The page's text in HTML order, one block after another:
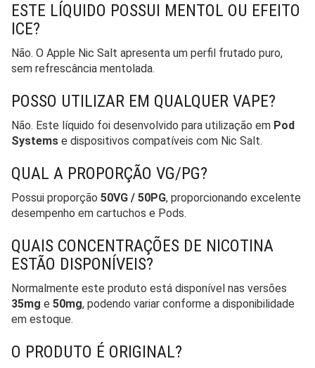
ESTE LÍQUIDO POSSUI MENTOL OU EFEITO
ICE?
Não. O Apple Nic Salt apresenta um perfil frutado puro,
sem refrescância mentolada.
POSSO UTILIZAR EM QUALQUER VAPE?
Não. Este líquido foi desenvolvido para utilização em Pod
Systems e dispositivos compatíveis com Nic Salt.
QUAL A PROPORÇÃO VG/PG?
Possui proporção 50VG / 50PG, proporcionando excelente
desempenho em cartuchos e Pods.
QUAIS CONCENTRAÇÕES DE NICOTINA
ESTÃO DISPONÍVEIS?
Normalmente este produto está disponível nas versões
35mg e 50mg, podendo variar conforme a disponibilidade
em estoque.
O PRODUTO É ORIGINAL?